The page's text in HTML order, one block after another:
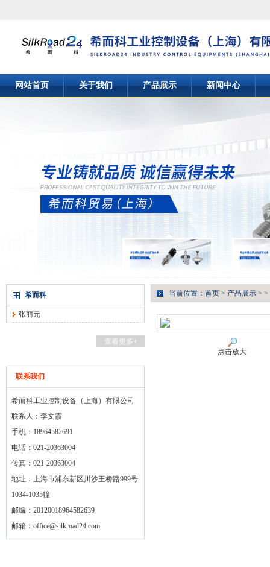
网站首页 关于我们 产品展示 新闻中心
希而科
张丽元
查看更多+
联系我们
希而科工业控制设备（上海）有限公司
联系人：李文霞
手机：18964582691
电话：021-20363004
传真：021-20363004
地址：上海市浦东新区川沙王桥路999号
1034-1035幢
邮编：20120018964582639
邮箱： office@silkroad24.com
当前位置： 首页 > 产品展示 > >
点击放大